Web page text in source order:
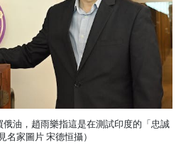
油，趙雨樂指這是在測試印度的「忠誠
名家圖片 宋德恒攝）